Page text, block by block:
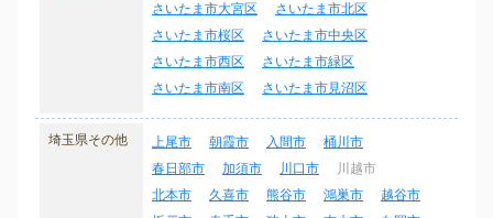
さいたま市大宮区
さいたま市北区
さいたま市桜区
さいたま市中央区
さいたま市西区
さいたま市緑区
さいたま市南区
さいたま市見沼区
埼玉県その他 上尾市 朝霞市 入間市
桶川市
春日部市
加須市 川口市
川越市
北本市
久喜市 熊谷市 鴻巣市
越谷市